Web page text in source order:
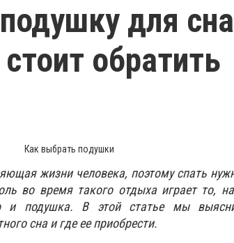
для
обратить
Как выбрать подушки
жизни человека, поэтому спать
во время такого отдыха играет то,
и подушка. В этой статье мы
сна и где ее приобрести.